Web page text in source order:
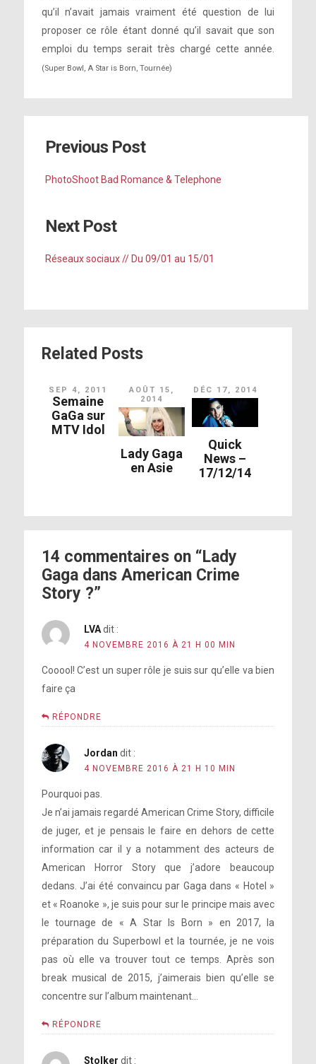
qu’il n’avait jamais vraiment été question de lui
proposer ce rôle étant donné qu’il savait que son
emploi du temps serait très chargé cette année.
(Super Bowl, A Star is Born, Tournée)
Previous Post
PhotoShoot Bad Romance & Telephone
Next Post
Réseaux sociaux // Du 09/01 au 15/01
Related Posts
SEP 4, 2011
Semaine
GaGa sur
MTV Idol
AOÛT 15,
2014
Lady Gaga
en Asie
DÉC 17, 2014
Quick
News –
17/12/14
14 commentaires on “Lady
Gaga dans American Crime
Story ?”
LVA dit :
4 NOVEMBRE 2016 À 21 H 00 MIN
Cooool! C’est un super rôle je suis sur qu’elle va bien
faire ça
RÉPONDRE
Jordan dit :
4 NOVEMBRE 2016 À 21 H 10 MIN
Pourquoi pas.
Je n’ai jamais regardé American Crime Story, difficile
de juger, et je pensais le faire en dehors de cette
information car il y a notamment des acteurs de
American Horror Story que j’adore beaucoup
dedans. J’ai été convaincu par Gaga dans « Hotel »
et « Roanoke », je suis pour sur le principe mais avec
le tournage de « A Star Is Born » en 2017, la
préparation du Superbowl et la tournée, je ne vois
pas où elle va trouver tout ce temps. Après son
break musical de 2015, j’aimerais bien qu’elle se
concentre sur l’album maintenant…
RÉPONDRE
Stolker dit :